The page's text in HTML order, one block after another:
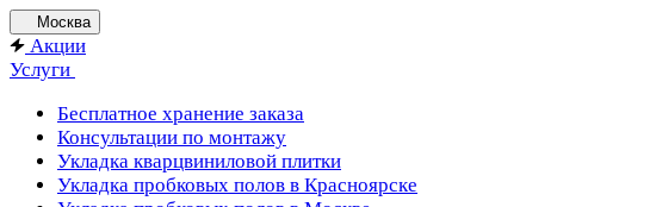
Москва
Акции
Услуги
Бесплатное хранение заказа
Консультации по монтажу
Укладка кварцвиниловой плитки
Укладка пробковых полов в Красноярске